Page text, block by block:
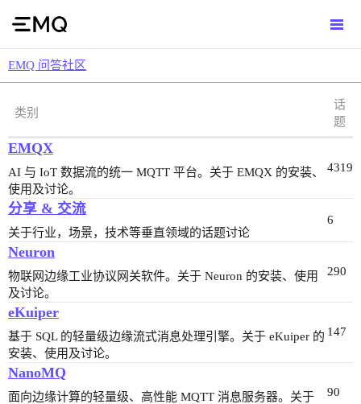
EMQ 问答社区
类别
话
题
EMQX
AI 与 IoT 数据流的统一 MQTT 平台。关于 EMQX 的安装、
使用及讨论。
4319
分享 & 交流
关于行业，场景，技术等垂直领域的话题讨论
6
Neuron
物联网边缘工业协议网关软件。关于 Neuron 的安装、使用
及讨论。
290
eKuiper
基于 SQL 的轻量级边缘流式消息处理引擎。关于 eKuiper 的
安装、使用及讨论。
147
NanoMQ
面向边缘计算的轻量级、高性能 MQTT 消息服务器。关于
90